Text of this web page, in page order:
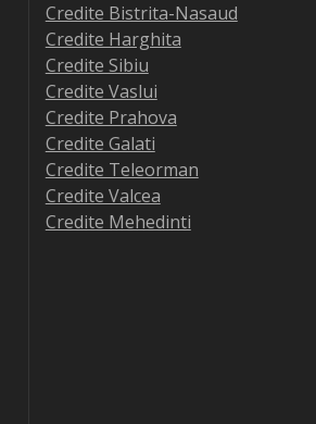
Credite Bistrita-Nasaud
Credite Harghita
Credite Sibiu
Credite Vaslui
Credite Prahova
Credite Galati
Credite Teleorman
Credite Valcea
Credite Mehedinti